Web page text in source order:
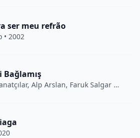
ser meu refrão
• 2002
Bağlamış
, Alp Arslan, Faruk Salgar • 2012